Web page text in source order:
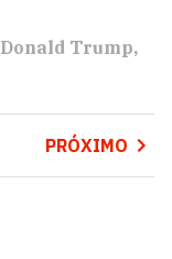
Donald Trump
PRÓXIMO